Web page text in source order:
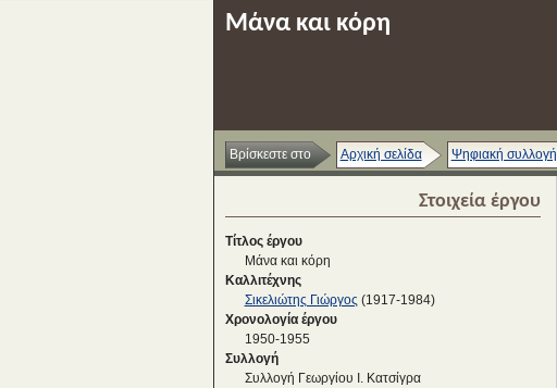
Μάνα και κόρη
Βρίσκεστε στο Αρχική σελίδα Ψηφιακή συλλογή
Στοιχεία έργου
Τίτλος έργου
Μάνα και κόρη
Καλλιτέχνης
Σικελιώτης Γιώργος (1917-1984)
Χρονολογία έργου
1950-1955
Συλλογή
Συλλογή Γεωργίου Ι. Κατσίγρα